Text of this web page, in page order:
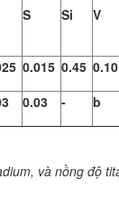
S Si V
0.015 0.45 0.10
0.03 - b
và nồng